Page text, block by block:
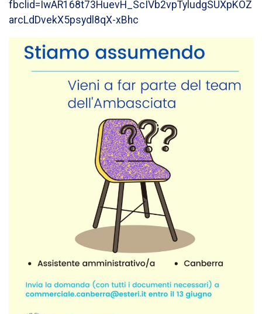
fbclid=IwAR168t73HuevH_ScIVb2vpTyludgSUXpKOZ
arcLdDvekX5psydl8qX-xBhc